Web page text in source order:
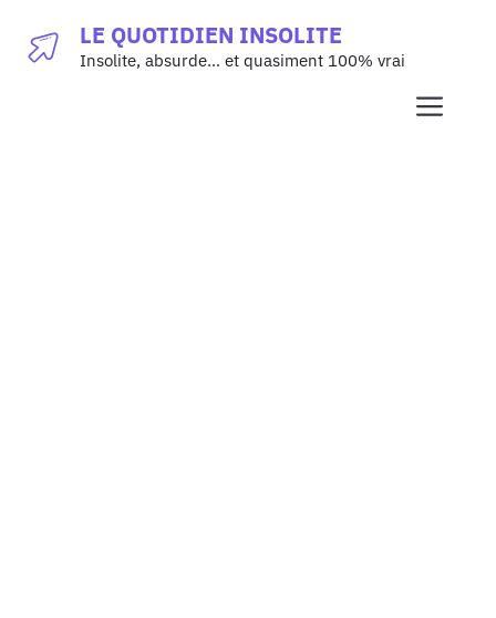
LE QUOTIDIEN INSOLITE
Insolite, absurde… et quasiment 100% vrai